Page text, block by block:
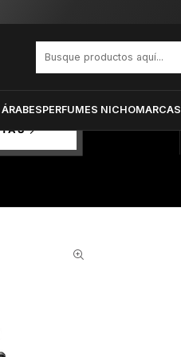
PERFUMES NICHOMARCAS